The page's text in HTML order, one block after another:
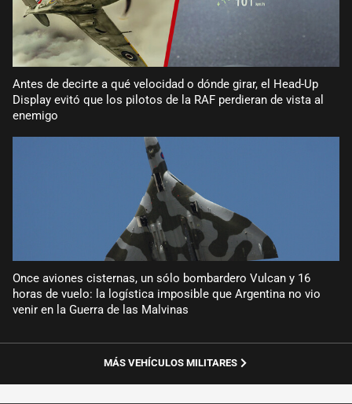
Antes de decirte a qué velocidad o dónde girar, el Head-Up
Display evitó que los pilotos de la RAF perdieran de vista al
enemigo
Once aviones cisternas, un sólo bombardero Vulcan y 16
horas de vuelo: la logística imposible que Argentina no vio
venir en la Guerra de las Malvinas
MÁS VEHÍCULOS MILITARES